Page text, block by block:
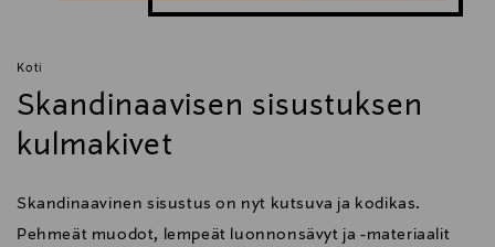
Koti
Skandinaavisen sisustuksen
kulmakivet
Skandinaavinen sisustus on nyt kutsuva ja kodikas.
Pehmeät muodot, lempeät luonnonsävyt ja -materiaalit